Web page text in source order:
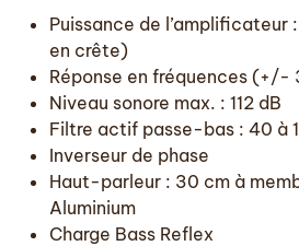
Puissance de l’amplificateur
en crête)
Réponse en fréquences (+/-
Niveau sonore max. : 112 dB
Filtre actif passe-bas : 40 à
Inverseur de phase
Haut-parleur : 30 cm à
Aluminium
Charge Bass Reflex